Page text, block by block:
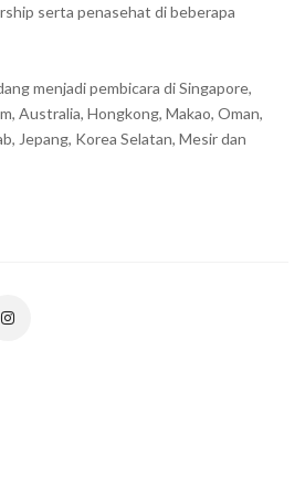
serta penasehat di beberapa
menjadi pembicara di Singapore,
Australia, Hongkong, Makao, Oman,
Jepang, Korea Selatan, Mesir dan